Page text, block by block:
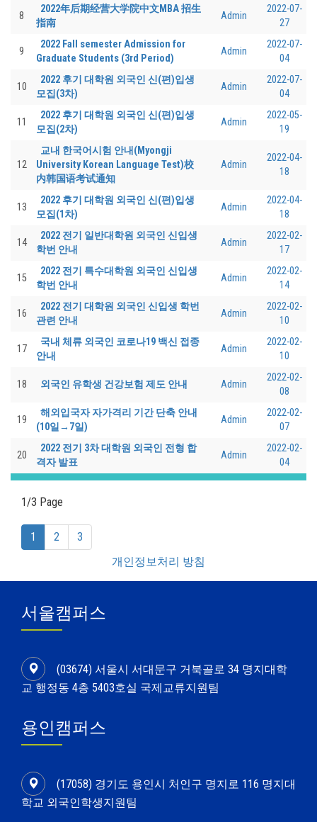
8
2022年后期经营大学院中文MBA 招生
指南
Admin
2022-07-
27
9
2022 Fall semester Admission for
Graduate Students (3rd Period)
Admin
2022-07-
04
10
2022 후기 대학원 외국인 신(편)입생
모집(3차)
Admin
2022-07-
04
11
2022 후기 대학원 외국인 신(편)입생
모집(2차)
Admin
2022-05-
19
12
교내 한국어시험 안내(Myongji
University Korean Language Test)校
内韩国语考试通知
Admin
2022-04-
18
13
2022 후기 대학원 외국인 신(편)입생
모집(1차)
Admin
2022-04-
18
14
2022 전기 일반대학원 외국인 신입생
학번 안내
Admin
2022-02-
17
15
2022 전기 특수대학원 외국인 신입생
학번 안내
Admin
2022-02-
14
16
2022 전기 대학원 외국인 신입생 학번
관련 안내
Admin
2022-02-
10
17
국내 체류 외국인 코로나19 백신 접종
안내
Admin
2022-02-
10
18 외국인 유학생 건강보험 제도 안내 Admin
2022-02-
08
19
해외입국자 자가격리 기간 단축 안내
(10일→7일)
Admin
2022-02-
07
20
2022 전기 3차 대학원 외국인 전형 합
격자 발표
Admin
2022-02-
04
1/3 Page
1 (current)
2
3
개인정보처리 방침
서울캠퍼스
(03674) 서울시 서대문구 거북골로 34 명지대학
교 행정동 4층 5403호실 국제교류지원팀
용인캠퍼스
(17058) 경기도 용인시 처인구 명지로 116 명지대
학교 외국인학생지원팀